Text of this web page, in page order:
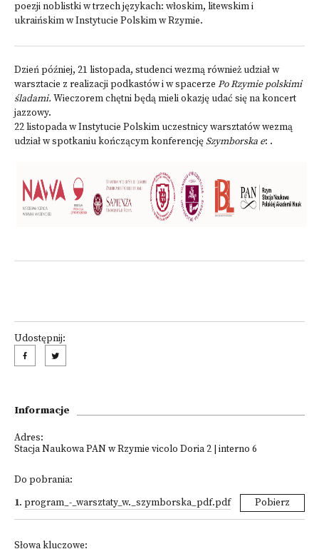
poezji noblistki w trzech językach: włoskim, litewskim i
ukraińskim w Instytucie Polskim w Rzymie.
Dzień później, 21 listopada, studenci wezmą również udział w
warsztacie z realizacji podkastów i w spacerze Po Rzymie polskimi
śladami. Wieczorem chętni będą mieli okazję udać się na koncert
jazzowy.
22 listopada w Instytucie Polskim uczestnicy warsztatów wezmą
udział w spotkaniu kończącym konferencjęSzymborska e: .
Udostępnij:
Informacje
Adres:
Stacja Naukowa PAN w Rzymie vicolo Doria 2 | interno 6
Do pobrania:
1. program_-_warsztaty_w._szymborska_pdf.pdf Pobierz
Słowa kluczowe: